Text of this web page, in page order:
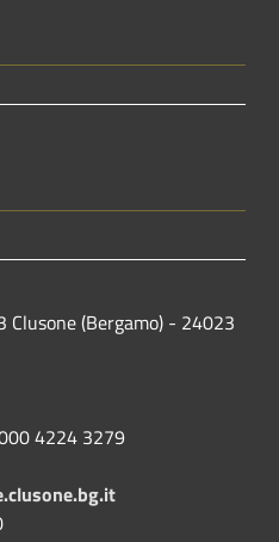
Clusone (Bergamo) - 24023
4224 3279